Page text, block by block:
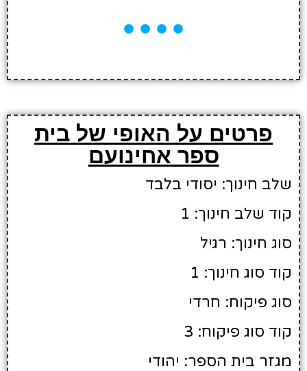
פרטים על האופי של בית
ספר אחינועם
שלב חינוך: יסודי בלבד
קוד שלב חינוך: 1
סוג חינוך: רגיל
קוד סוג חינוך: 1
סוג פיקוח: חרדי
קוד סוג פיקוח: 3
מגזר בית הספר: יהודי